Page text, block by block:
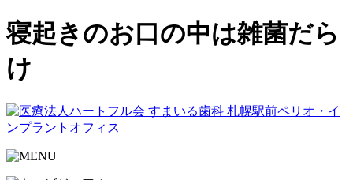
寝起きのお口の中は雑菌だら
け